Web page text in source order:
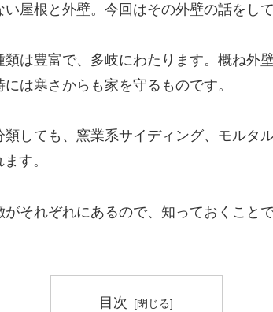
屋根と外壁。今回はその外壁の話をして
は豊富で、多岐にわたります。概ね外
は寒さからも家を守るものです。
しても、窯業系サイディング、モルタ
す。
それぞれにあるので、知っておくこと
目次